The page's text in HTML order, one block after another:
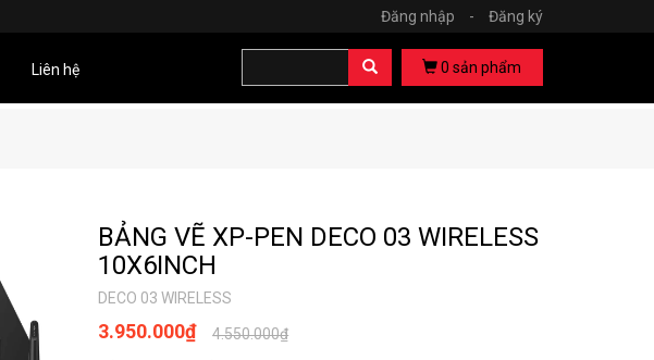
Đăng nhập - Đăng ký
Liên hệ 0 sản phẩm
BẢNG VẼ XP-PEN DECO 03 WIRELESS
10X6INCH
DECO 03 WIRELESS
4.550.000₫
3.950.000₫